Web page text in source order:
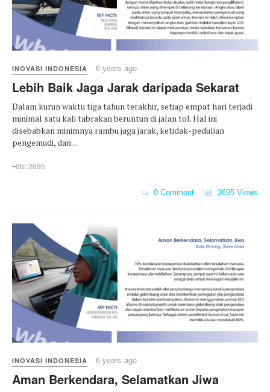
INOVASI INDONESIA 6 years ago
Lebih Baik Jaga Jarak daripada Sekarat
Dalam kurun waktu tiga tahun terakhir, setiap empat hari terjadi
minimal satu kali tabrakan beruntun di jalan tol. Hal ini
disebabkan minimnya rambu jaga jarak, ketidak-pedulian
pengemudi, dan ...
Hits: 2695
0 Comment 2695 Views
INOVASI INDONESIA 6 years ago
Aman Berkendara, Selamatkan Jiwa